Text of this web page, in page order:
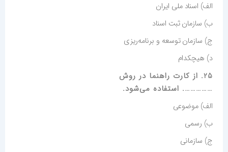
الف) اسناد ملی ایران
ب) سازمان ثبت اسناد
ج) سازمان توسعه و برنامه‌ریزی
د) هیچکدام
25. از کارت راهنما در روش
……………. استفاده می‌‌شود.
الف) موضوعی
ب) رسمی
ج) سازمانی